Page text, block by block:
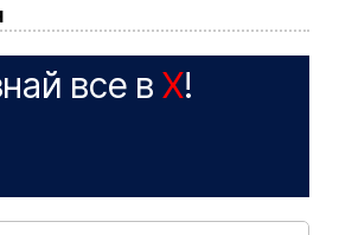
все в X!